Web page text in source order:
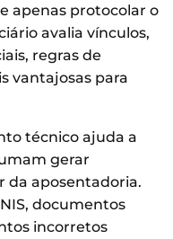
apenas protocolar o
avalia vínculos,
regras de
vantajosas para
técnico ajuda a
gerar
da aposentadoria.
documentos
incorretos